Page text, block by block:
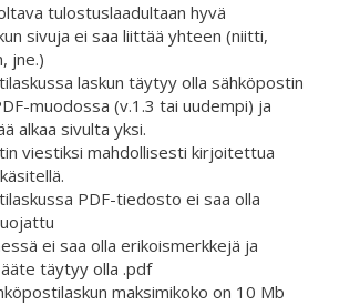
tulostuslaadultaan hyvä
sivuja ei saa liittää yhteen (niitti,
jne.)
laskun täytyy olla sähköpostin
muodossa (v.1.3 tai uudempi) ja
alkaa sivulta yksi.
viestiksi mahdollisesti kirjoitettua
PDF-tiedosto ei saa olla
ei saa olla erikoismerkkejä ja
täytyy olla .pdf
maksimikoko on 10 Mb